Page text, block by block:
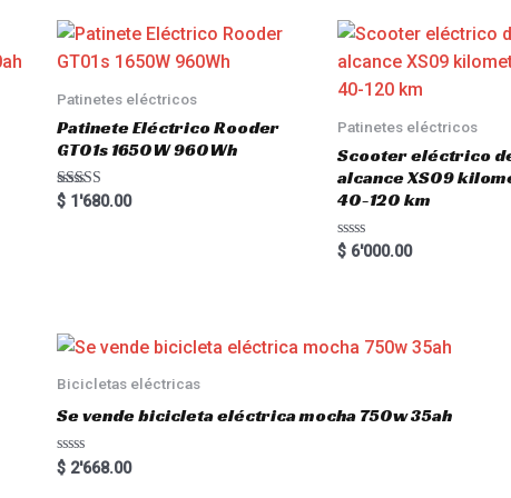
Patinetes eléctricos
Patinete Eléctrico Rooder
GT01s 1650W 960Wh
Rated
5.00
$ 1'680.00
Patinetes eléctricos
Scooter eléctrico
alcance XS09
40-120 km
R
a
o
u
5
$6'000.00
Bicicletas eléctricas
Se vende bicicleta eléctrica mocha 750w 35ah
R
a
$ 2'668.00